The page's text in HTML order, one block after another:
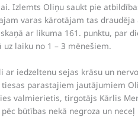
Izlemts Oliņu saukt pie
varas kārotājam tas
ar likuma 161. punktu, par
laiku no 1 – 3 mēnešiem.
ar iedzeltenu sejas krāsu un
tiesas parastajiem jautājumiem
valmierietis, tirgotājs Kārlis
būtības nekā negroza un